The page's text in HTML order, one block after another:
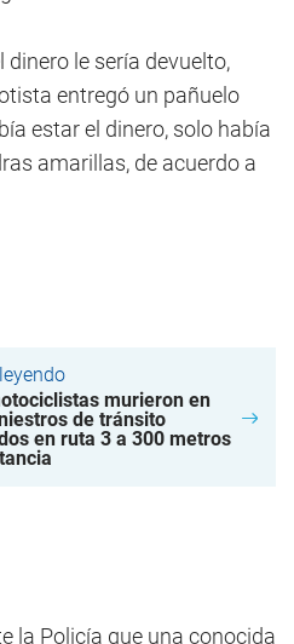
dinero le sería devuelto,
entregó un pañuelo
estar el dinero, solo había
amarillas, de acuerdo a
murieron en
de tránsito
en ruta 3 a 300 metros
la Policía que una conocida